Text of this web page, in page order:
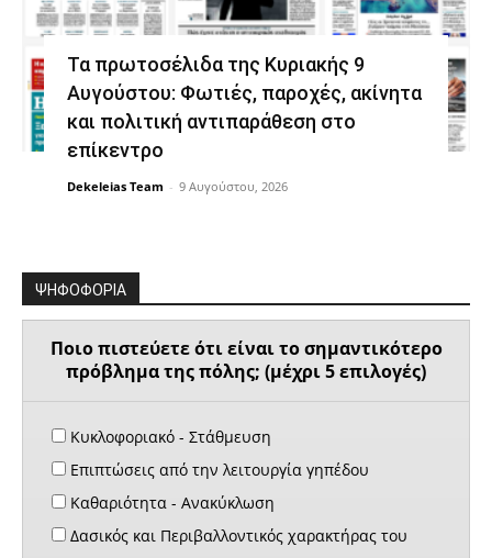
Τα πρωτοσέλιδα της Κυριακής 9
Αυγούστου: Φωτιές, παροχές, ακίνητα
και πολιτική αντιπαράθεση στο
επίκεντρο
Dekeleias Team - 9 Αυγούστου, 2026
ΨΗΦΟΦΟΡΙΑ
Ποιο πιστεύετε ότι είναι το σημαντικότερο
πρόβλημα της πόλης; (μέχρι 5 επιλογές)
Κυκλοφοριακό - Στάθμευση
Επιπτώσεις από την λειτουργία γηπέδου
Καθαριότητα - Ανακύκλωση
Δασικός και Περιβαλλοντικός χαρακτήρας του